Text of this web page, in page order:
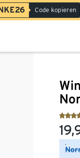
Code kopieren